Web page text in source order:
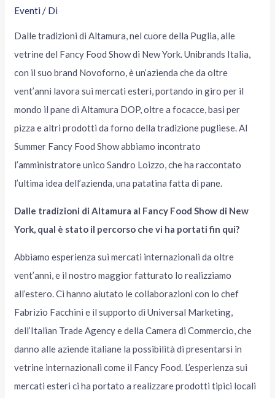
Eventi / Di
Dalle tradizioni di Altamura, nel cuore della Puglia, alle
vetrine del Fancy Food Show di New York. Unibrands Italia,
con il suo brand Novoforno, è un’azienda che da oltre
vent’anni lavora sui mercati esteri, portando in giro per il
mondo il pane di Altamura DOP, oltre a focacce, basi per
pizza e altri prodotti da forno della tradizione pugliese. Al
Summer Fancy Food Show abbiamo incontrato
l’amministratore unico Sandro Loizzo, che ha raccontato
l’ultima idea dell’azienda, una patatina fatta di pane.
Dalle tradizioni di Altamura al Fancy Food Show di New
York, qual è stato il percorso che vi ha portati fin qui?
Abbiamo esperienza sui mercati internazionali da oltre
vent’anni, e il nostro maggior fatturato lo realizziamo
all’estero. Ci hanno aiutato le collaborazioni con lo chef
Fabrizio Facchini e il supporto di Universal Marketing,
dell’Italian Trade Agency e della Camera di Commercio, che
danno alle aziende italiane la possibilità di presentarsi in
vetrine internazionali come il Fancy Food. L’esperienza sui
mercati esteri ci ha portato a realizzare prodotti tipici locali